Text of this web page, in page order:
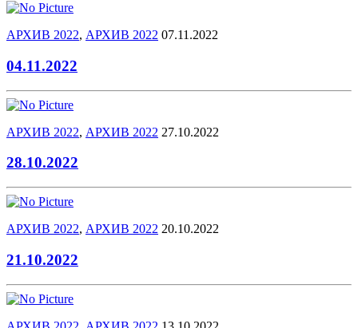
АРХИВ 2022, АРХИВ 2022 07.11.2022
04.11.2022
АРХИВ 2022, АРХИВ 2022 27.10.2022
28.10.2022
АРХИВ 2022, АРХИВ 2022 20.10.2022
21.10.2022